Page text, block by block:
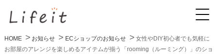
HOME お知らせ ECショップのお知らせ
女性やDIY初心者でも気軽に
お部屋のアレンジを楽しめるアイテムが揃う「rooming（ルーミング）」のショ